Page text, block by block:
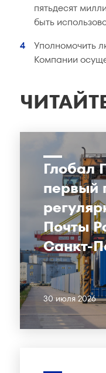
пятьдесят
быть
Уполномочить
Компании
Глобал
первый
Почты
Санкт-
30 июля 2026